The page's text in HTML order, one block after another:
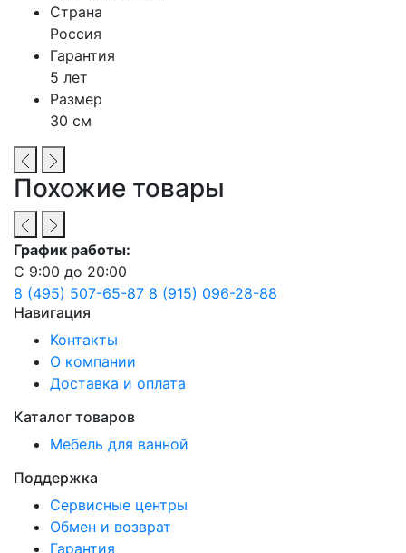
Страна
Россия
Гарантия
5 лет
Размер
30 см
Похожие товары
График работы:
С 9:00 до 20:00
8 (495) 507-65-87 8 (915) 096-28-88
Каталог товаров
Мебель для ванной
Навигация
Контакты
О компании
Доставка и оплата
Поддержка
Сервисные центры
Обмен и возврат
Гарантия